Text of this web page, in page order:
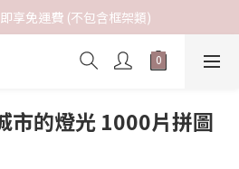
享免運費 (不包含框架類)
市的燈光 1000片拼圖